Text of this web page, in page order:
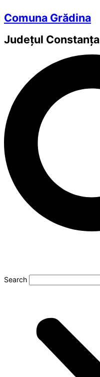
Comuna Grădina
Județul Constanța
Search